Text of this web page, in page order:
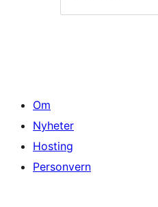
Om
Nyheter
Hosting
Personvern